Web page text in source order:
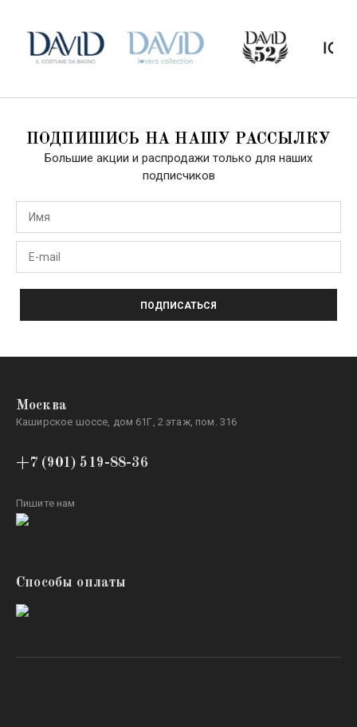
ПОДПИШИСЬ НА НАШУ РАССЫЛКУ
Большие акции и распродажи только для наших
подписчиков
ПОДПИСАТЬСЯ
Москва
Каширское шоссе, дом 61Г, 2 этаж, пом. 316
+7 (901) 519-88-36
Пишите нам
Способы оплаты